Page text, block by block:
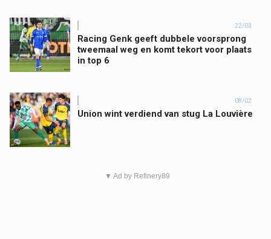
22/03
Racing Genk geeft dubbele voorsprong
tweemaal weg en komt tekort voor plaats
in top 6
08/02
Union wint verdiend van stug La Louvière
▼ Ad by Refinery89